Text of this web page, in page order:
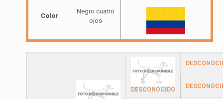
Color
Negro cuatro
ojos
DESCONOCIDO